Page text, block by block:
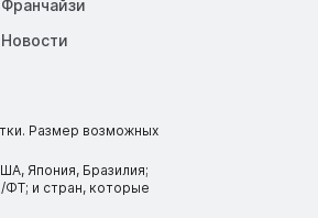
Франчайзи
Новости
Размер возможных
Япония, Бразилия;
и стран, которые